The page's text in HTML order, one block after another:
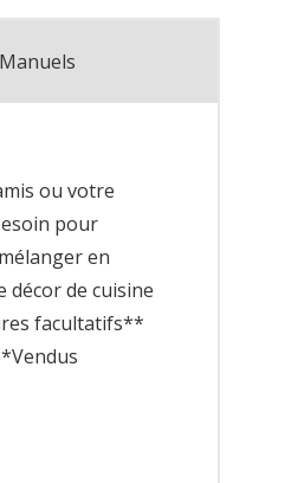
Manuels
ou votre
pour
en
décor de cuisine
facultatifs**